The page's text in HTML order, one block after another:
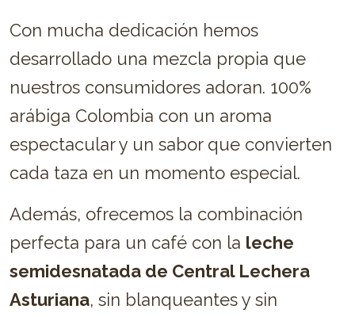
Con mucha dedicación hemos
desarrollado una mezcla propia que
nuestros consumidores adoran. 100%
arábiga Colombia con un aroma
espectacular y un sabor que convierten
cada taza en un momento especial.
Además, ofrecemos la combinación
perfecta para un café con la leche
semidesnatada de Central Lechera
Asturiana, sin blanqueantes y sin